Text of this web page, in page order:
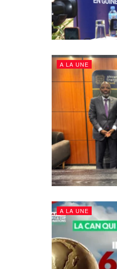
A LA UNE
A LA UNE